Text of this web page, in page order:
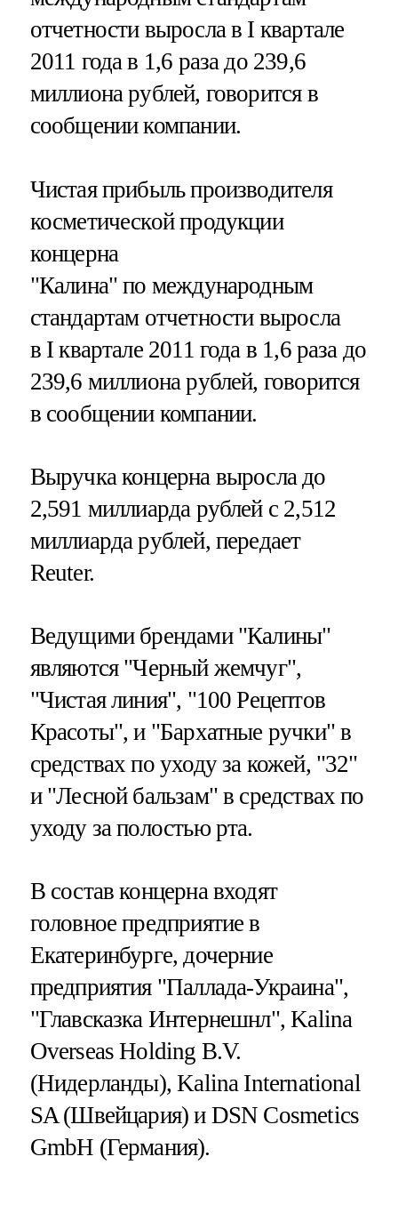
отчетности выросла в I квартале
2011 года в 1,6 раза до 239,6
миллиона рублей, говорится в
сообщении компании.
Чистая прибыль производителя
косметической продукции
концерна
"Калина" по международным
стандартам отчетности выросла
в I квартале 2011 года в 1,6 раза до
239,6 миллиона рублей, говорится
в сообщении компании.
Выручка концерна выросла до
2,591 миллиарда рублей с 2,512
миллиарда рублей, передает
Reuter.
Ведущими брендами "Калины"
являются "Черный жемчуг",
"Чистая линия", "100 Рецептов
Красоты", и "Бархатные ручки" в
средствах по уходу за кожей, "32"
и "Лесной бальзам" в средствах по
уходу за полостью рта.
В состав концерна входят
головное предприятие в
Екатеринбурге, дочерние
предприятия "Паллада-Украина",
"Главсказка Интернешнл", Kalina
Overseas Holding B.V.
(Нидерланды), Kalina International
SA (Швейцария) и DSN Cosmetics
GmbH (Германия).